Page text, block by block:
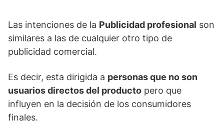
Las intenciones de la Publicidad profesional son
similares a las de cualquier otro tipo de
publicidad comercial.
Es decir, esta dirigida a personas que no son
usuarios directos del producto pero que
influyen en la decisión de los consumidores
finales.